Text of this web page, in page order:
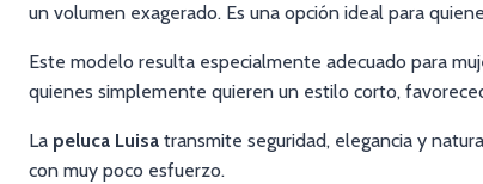
un volumen exagerado. Es una opción ideal para
Este modelo resulta especialmente adecuado para
quienes simplemente quieren un estilo corto,
La peluca Luisa transmite seguridad, elegancia y
con muy poco esfuerzo.